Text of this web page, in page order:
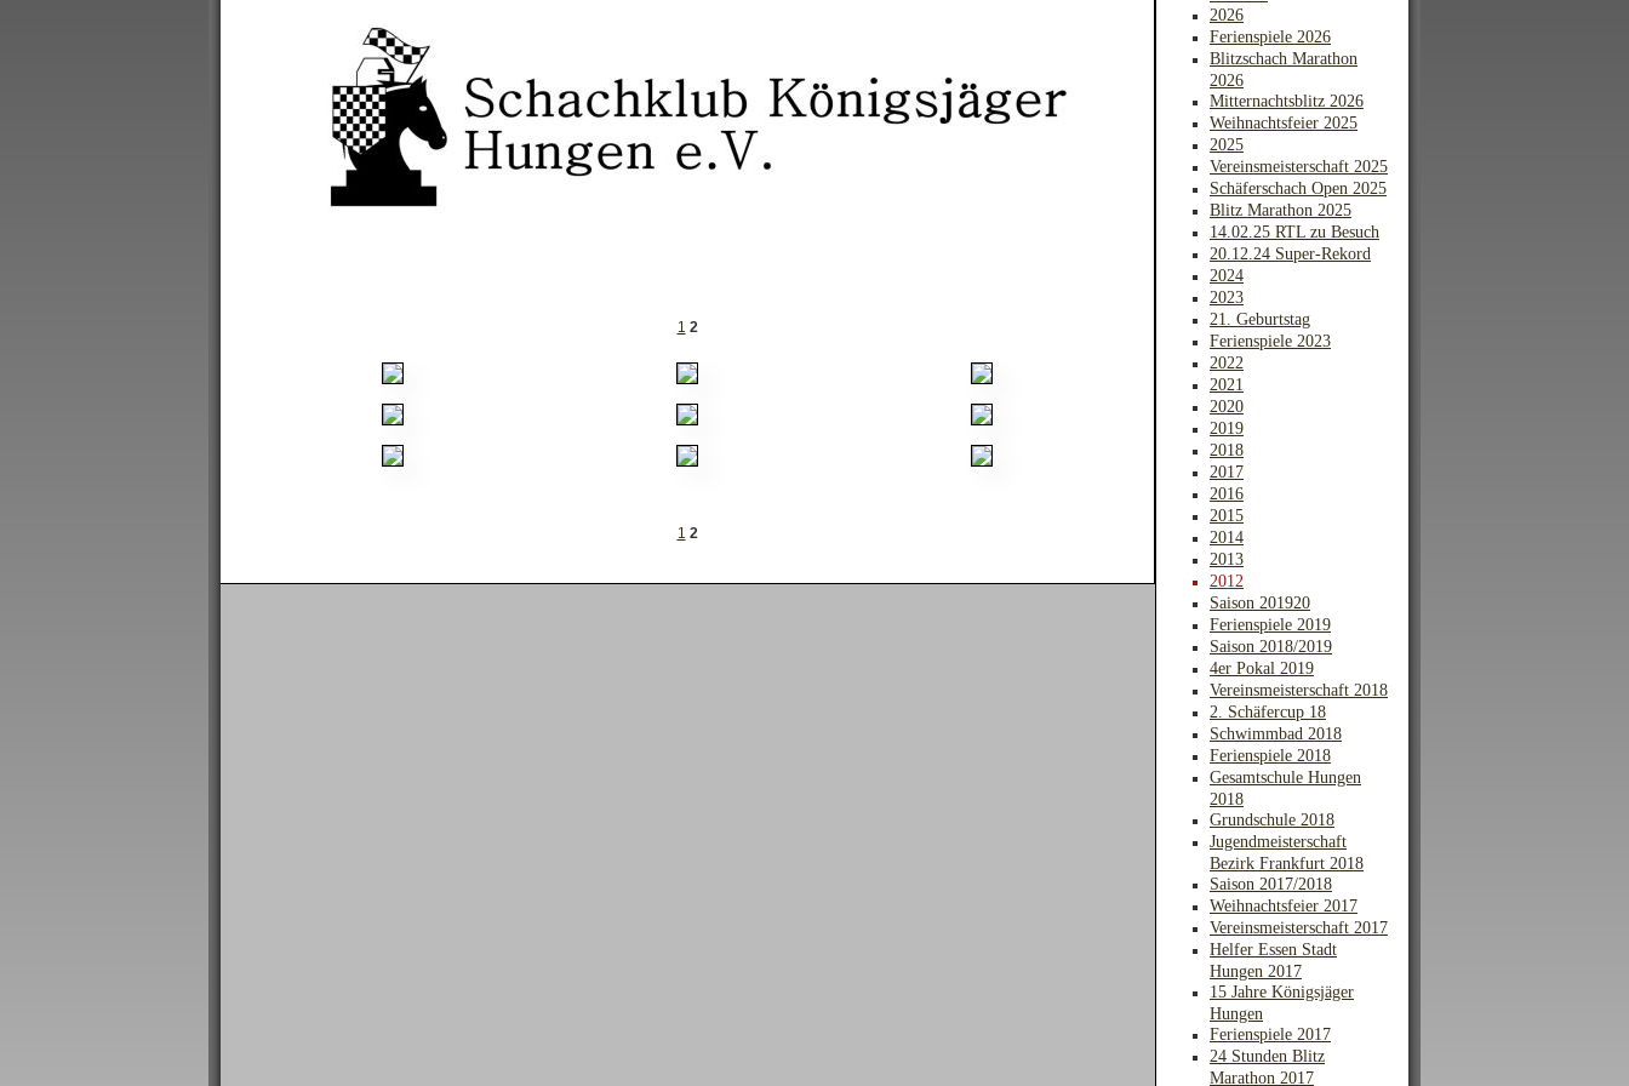
1 2
1 2
2026
Ferienspiele 2026
Blitzschach Marathon
2026
Mitternachtsblitz 2026
Weihnachtsfeier 2025
2025
Vereinsmeisterschaft 2025
Schäferschach Open 2025
Blitz Marathon 2025
14.02.25 RTL zu Besuch
20.12.24 Super-Rekord
2024
2023
21. Geburtstag
Ferienspiele 2023
2022
2021
2020
2019
2018
2017
2016
2015
2014
2013
2012
Saison 201920
Ferienspiele 2019
Saison 2018/2019
4er Pokal 2019
Vereinsmeisterschaft 2018
2. Schäfercup 18
Schwimmbad 2018
Ferienspiele 2018
Gesamtschule Hungen
2018
Grundschule 2018
Jugendmeisterschaft
Bezirk Frankfurt 2018
Saison 2017/2018
Weihnachtsfeier 2017
Vereinsmeisterschaft 2017
Helfer Essen Stadt
Hungen 2017
15 Jahre Königsjäger
Hungen
Ferienspiele 2017
24 Stunden Blitz
Marathon 2017